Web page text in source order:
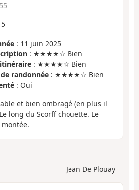
5
: 11 juin 2025
: ★★★★☆ Bien
: ★★★★☆ Bien
randonnée : ★★★★☆ Bien
: Oui
et bien ombragé (en plus il
long du Scorff chouette. Le
Jean De Plouay